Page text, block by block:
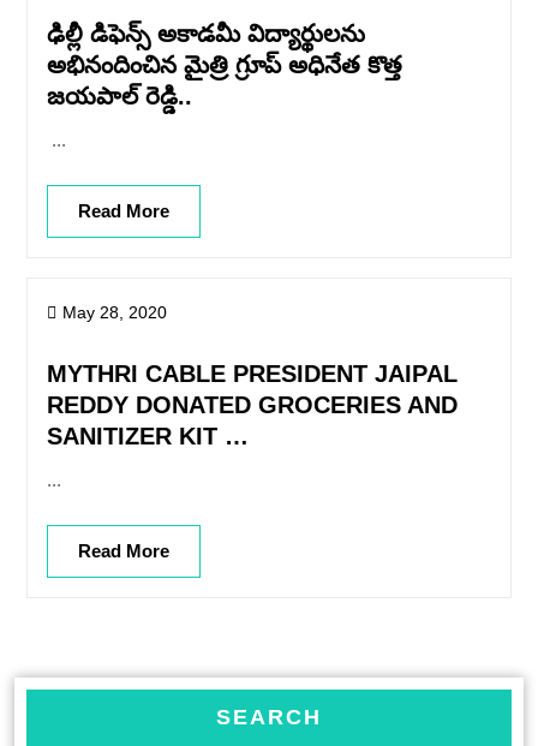
ఢిల్లీ డిఫెన్స్ అకాడమీ విద్యార్థులను
అభినందించిన మైత్రి గ్రూప్ అధినేత కొత్త
జయపాల్ రెడ్డి..
...
Read More
May 28, 2020
MYTHRI CABLE PRESIDENT JAIPAL
REDDY DONATED GROCERIES AND
SANITIZER KIT …
...
Read More
SEARCH